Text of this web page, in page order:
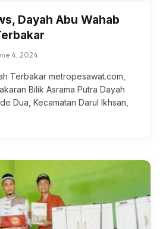
Dayah Abu Wahab
4, 2024
Terbakar metropesawat.com,
Bilik Asrama Putra Dayah
Dua, Kecamatan Darul Ikhsan,